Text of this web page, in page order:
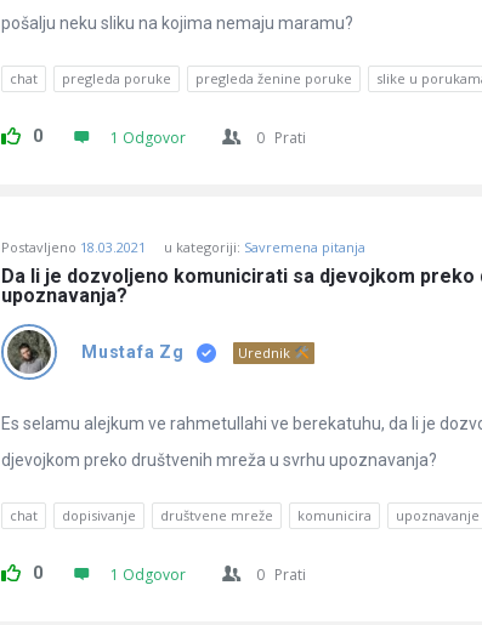
pošalju neku sliku na kojima nemaju maramu?
chat pregleda poruke pregleda ženine poruke slike u
0 1 Odgovor 0 Prati
Postavljeno 18.03.2021 u kategoriji: Savremena pitanja
Da li je dozvoljeno komunicirati sa djevojkom
upoznavanja?
Mustafa Zg Urednik
Es selamu alejkum ve rahmetullahi ve berekatuhu, da li je
djevojkom preko društvenih mreža u svrhu upoznavanja?
chat dopisivanje društvene mreže komunicira upoznavanje
0 1 Odgovor 0 Prati